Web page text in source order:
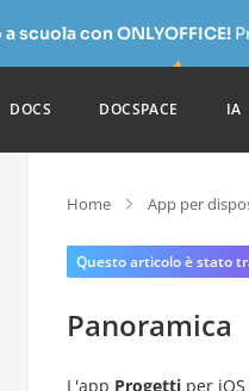
scuola con ONLYOFFICE!
DOCS DOCSPACE IA
Home App per
Questo articolo è stato
Panoramica
L'app Progetti per